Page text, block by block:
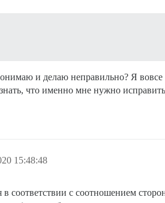
и делаю неправильно? Я
что именно мне нужно
15:48:48
соответствии с соотношением